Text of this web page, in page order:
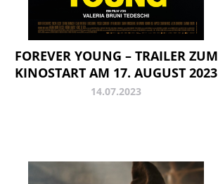
FOREVER YOUNG – TRAILER ZUM
KINOSTART AM 17. AUGUST 2023
14.07.2023